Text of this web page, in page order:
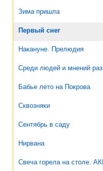
Зима пришла
Первый снег
Накануне. Прелюдия
Среди людей и мнений
Бабье лето на Покрова
Сквозняки
Сентябрь в саду
Нирвана
Свеча горела на столе.